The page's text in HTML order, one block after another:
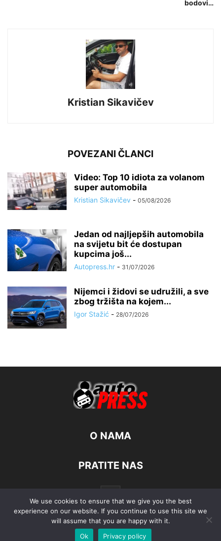
bodovi…
Kristian Sikavičev
POVEZANI ČLANCI
Video: Top 10 idiota za volanom
super automobila
Kristian Sikavičev - 05/08/2026
Jedan od najljepših automobila
na svijetu bit će dostupan
kupcima još...
Autopress.hr - 31/07/2026
Nijemci i židovi se udružili, a sve
zbog tržišta na kojem...
Igor Stažić - 28/07/2026
O NAMA
PRATITE NAS
© Autopress - Sva prava pridržana.
We use cookies to ensure that we give you the best
experience on our website. If you continue to use this site we
will assume that you are happy with it.
Ok
Privacy policy